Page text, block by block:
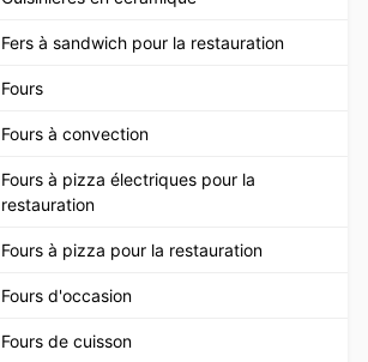
Fers à sandwich pour la restauration
Fours
Fours à convection
Fours à pizza électriques pour la
restauration
Fours à pizza pour la restauration
Fours d'occasion
Fours de cuisson